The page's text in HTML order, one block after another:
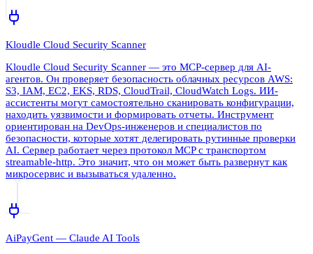
Kloudle Cloud Security Scanner
Kloudle Cloud Security Scanner — это MCP-сервер для AI-
агентов. Он проверяет безопасность облачных ресурсов AWS:
S3, IAM, EC2, EKS, RDS, CloudTrail, CloudWatch Logs. ИИ-
ассистенты могут самостоятельно сканировать конфигурации,
находить уязвимости и формировать отчеты. Инструмент
ориентирован на DevOps-инженеров и специалистов по
безопасности, которые хотят делегировать рутинные проверки
AI. Сервер работает через протокол MCP с транспортом
streamable-http. Это значит, что он может быть развернут как
микросервис и вызываться удаленно.
AiPayGent — Claude AI Tools